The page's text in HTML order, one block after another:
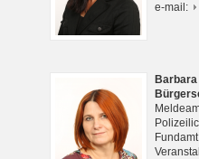
e-mail: